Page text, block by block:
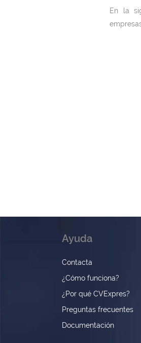
En la
Ayuda
Contacta
¿Cómo funciona?
¿Por qué CVExpres?
Preguntas frecuentes
Documentación